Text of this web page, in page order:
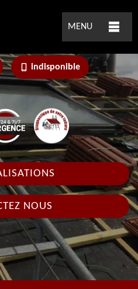
MENU
indisponible
NOUS